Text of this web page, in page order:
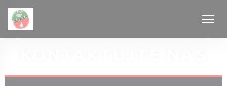
Panel pro správu cookies